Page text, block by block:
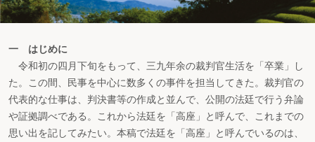
一 はじめに
令和初の四月下旬をもって、三九年余の裁判官生活を「卒業」し
た。この間、民事を中心に数多くの事件を担当してきた。裁判官の
代表的な仕事は、判決書等の作成と並んで、公開の法廷で行う弁論
や証拠調べである。これから法廷を「高座」と呼んで、これまでの
思い出を記してみたい。本稿で法廷を「高座」と呼んでいるのは、